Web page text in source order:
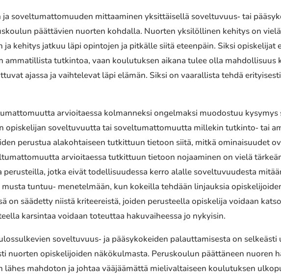
sovel­tu­mat­to­muu­den mittaa­mi­nen yksit­täi­sel­lä soveltuvuus‐ tai
päät­tä­vien nuorten kohdal­la. Nuorten yksi­löl­li­nen kehitys on
ja kehitys jatkuu läpi opin­to­jen ja pitkäl­le siitä eteen­päin. Siksi
amma­til­lis­ta tutkin­toa, vaan koulu­tuk­sen aikana tulee olla mahdol­li­suus
ajassa ja vaih­te­le­vat läpi elämän. Siksi on vaaral­lis­ta tehdä
arvioi­taes­sa kolman­nek­si ongel­mak­si muodos­tuu
opis­ke­li­jan sovel­tu­vuut­ta tai sovel­tu­mat­to­muut­ta mille­kin tutkinto‐ tai
perus­tua alakoh­tai­seen tutkit­tuun tietoon siitä, mitkä ominai­suu­det
arvioi­taes­sa tutkit­tuun tietoon nojaa­mi­nen on vielä
jotka eivät todel­li­suu­des­sa kerro alalle sovel­tu­vuu­des­ta
tuntuu‐ mene­tel­mään, kun kokeil­la tehdään linjauk­sia
on säädet­ty niistä kritee­reis­tä, joiden perus­teel­la opis­ke­li­ja voidaan
karsin­taa voidaan toteut­taa haku­vai­hees­sa jo nykyi­sin.
soveltuvuus‐ ja pääsy­ko­kei­den palaut­ta­mi­ses­ta on
nuorten opis­ke­li­joi­den näkö­kul­mas­ta. Peruskoulun päät­tä­neen nuoren
lähes mahdo­ton ja johtaa vääjää­mät­tä mieli­val­tai­seen koulu­tuk­sen